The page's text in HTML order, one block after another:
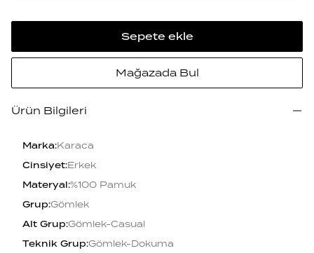
Sepete ekle
Mağazada Bul
Ürün Bilgileri
Marka:Karaca
Cinsiyet:Erkek
Materyal:%100 Pamuk
Grup:Gömlek
Alt Grup:Gömlek-Casual
Teknik Grup:Gömlek-Dokuma